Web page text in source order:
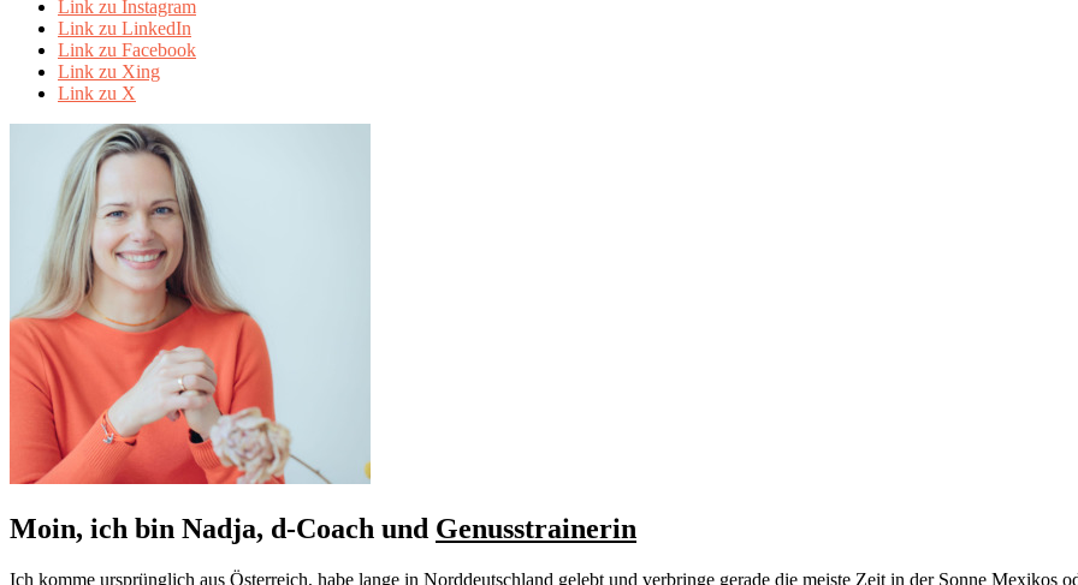
Link zu Instagram
Link zu LinkedIn
Link zu Facebook
Link zu Xing
Link zu X
Moin, ich bin Nadja, d-Coach und Genusstrainerin
Ich komme ursprünglich aus Österreich, habe lange in Norddeutschland gelebt und verbringe gerade die meiste Zeit in der Sonne Mexikos